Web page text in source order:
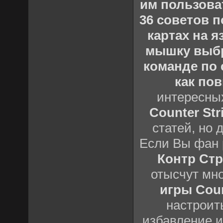
им
36 советов
картах на
мышку
команде по
как
Counter
статей, но
Если Вы фан
Контр
отысчут
игры